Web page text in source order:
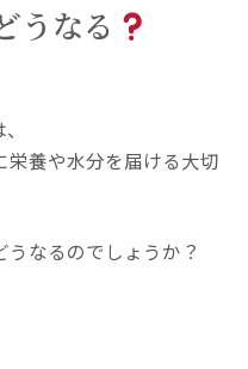
うなる
養や水分を届ける大切
なるのでしょうか？